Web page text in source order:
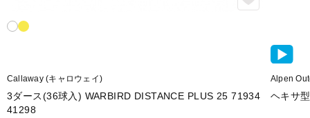
Callaway (キャロウェイ)
3ダース(36球入) WARBIRD DISTANCE PLUS 25 71934
41298
Alpen
ヘキサ